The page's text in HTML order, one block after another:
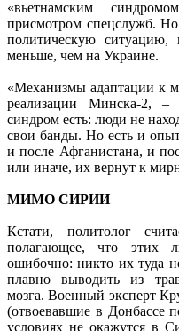
«вьетнамским
присмотром спецслужб.
политическую ситуацию,
меньше, чем на Украине.
«Механизмы адаптации к
реализации Минска-2,
синдром есть: люди не
свои банды. Но есть и
и после Афганистана, и
или иначе, их вернут к
МИМО СИРИИ
Кстати, политолог
полагающее, что этих
ошибочно: никто их туда
плавно выводить из
мозга. Военный эксперт
(отвоевавшие в Донбассе
условиях не окажутся в